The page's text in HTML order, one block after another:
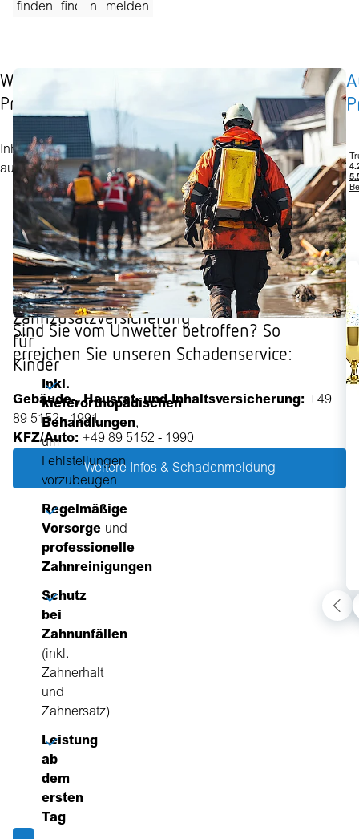
finden
finden
melden
Weitere
Produkte
Inhalt
auswählen
Sicher
und
Sorgenfrei
in
die
Zukunft
mit
der
Zahnzusatzversicherung
für
Kinder
Inkl.
kieferorthopädischen
Behandlungen,
um
Fehlstellungen
vorzubeugen
Regelmäßige
Vorsorge und
professionelle
Zahnreinigungen
Schutz
bei
Zahnunfällen
(inkl.
Zahnerhalt
und
Zahnersatz)
Leistung
ab
dem
ersten
Tag
Sind Sie vom Unwetter betroffen? So
erreichen Sie unseren Schadenservice:
Gebäude-, Hausrat- und Inhaltsversicherung: +49
89 5152 - 1991
KFZ/Auto: +49 89 5152 - 1990
Weitere Infos & Schadenmeldung